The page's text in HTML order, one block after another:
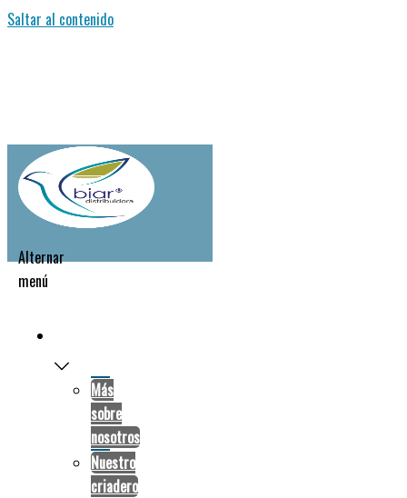
Saltar al contenido
Alternar
menú
Más
sobre
nosotros
Nuestro
criadero
Enfermedades comunes